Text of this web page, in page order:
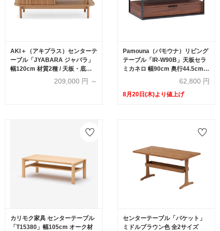
AKI＋（アキプラス）センターテ
ーブル「JYABARA ジャバラ」
幅120cm 材質2種 / 天板・底板2
仕様 / 塗装2種類【受注生産品】
209,000 円 ～
Pamouna（パモウナ）リビング
テーブル「IR-W90B」天板セラ
ミカネロ 幅90cm 奥行44.5cm
62,800 円
8月20日(木)より値上げ
カリモク家具 センターテーブル
「T15380」幅105cm オーク材
センターテーブル「バケット」
ミドルブラウン色 全2サイズ